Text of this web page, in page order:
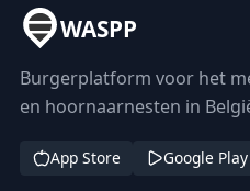
WASPP
Burgerplatform voor het
en hoornaarnesten in
App Store Google Play